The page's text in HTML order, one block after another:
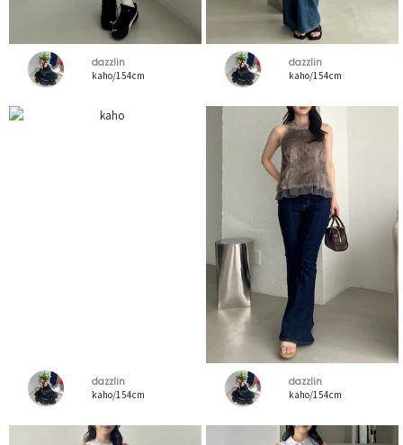
dazzlin
kaho/154cm
dazzlin
kaho/154cm
dazzlin
kaho/154cm
dazzlin
kaho/154cm